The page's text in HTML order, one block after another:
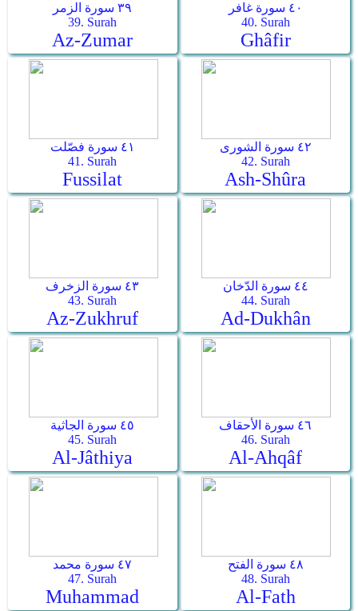
٣٩ سورة الزمر
39. Surah
Az-Zumar
٤٠ سورة غافر
40. Surah
Ghâfir
٤١ سورة فصّلت
41. Surah
Fussilat
٤٢ سورة الشورى
42. Surah
Ash-Shûra
٤٣ سورة الزخرف
43. Surah
Az-Zukhruf
٤٤ سورة الدّخان
44. Surah
Ad-Dukhân
٤٥ سورة الجاثية
45. Surah
Al-Jâthiya
٤٦ سورة الأحقاف
46. Surah
Al-Ahqâf
٤٧ سورة محمد
47. Surah
Muhammad
٤٨ سورة الفتح
48. Surah
Al-Fath